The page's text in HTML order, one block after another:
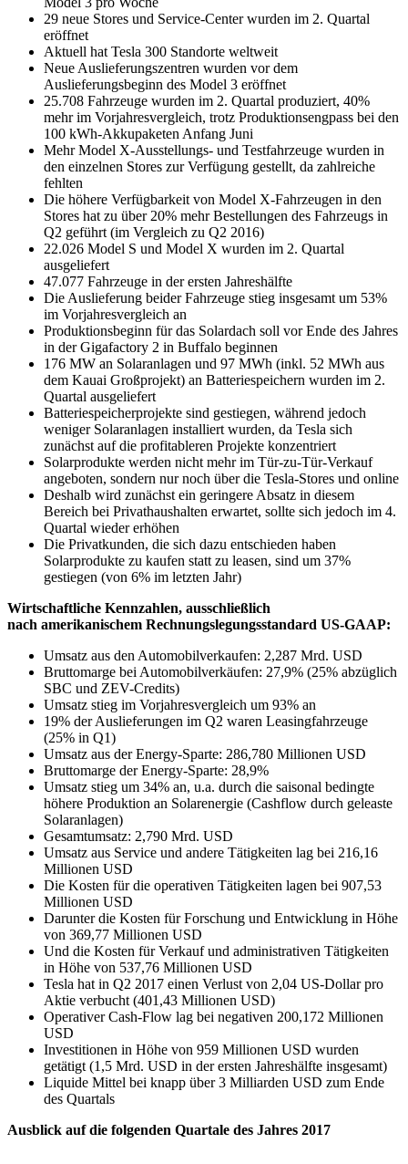
29 neue Stores und Service-Center wurden im 2. Quartal
eröffnet
Aktuell hat Tesla 300 Standorte weltweit
Neue Auslieferungszentren wurden vor dem
Auslieferungsbeginn des Model 3 eröffnet
25.708 Fahrzeuge wurden im 2. Quartal produziert, 40%
mehr im Vorjahresvergleich, trotz Produktionsengpass bei den
100 kWh-Akkupaketen Anfang Juni
Mehr Model X-Ausstellungs- und Testfahrzeuge wurden in
den einzelnen Stores zur Verfügung gestellt, da zahlreiche
fehlten
Die höhere Verfügbarkeit von Model X-Fahrzeugen in den
Stores hat zu über 20% mehr Bestellungen des Fahrzeugs in
Q2 geführt (im Vergleich zu Q2 2016)
22.026 Model S und Model X wurden im 2. Quartal
ausgeliefert
47.077 Fahrzeuge in der ersten Jahreshälfte
Die Auslieferung beider Fahrzeuge stieg insgesamt um 53%
im Vorjahresvergleich an
Produktionsbeginn für das Solardach soll vor Ende des Jahres
in der Gigafactory 2 in Buffalo beginnen
176 MW an Solaranlagen und 97 MWh (inkl. 52 MWh aus
dem Kauai Großprojekt) an Batteriespeichern wurden im 2.
Quartal ausgeliefert
Batteriespeicherprojekte sind gestiegen, während jedoch
weniger Solaranlagen installiert wurden, da Tesla sich
zunächst auf die profitableren Projekte konzentriert
Solarprodukte werden nicht mehr im Tür-zu-Tür-Verkauf
angeboten, sondern nur noch über die Tesla-Stores und online
Deshalb wird zunächst ein geringere Absatz in diesem
Bereich bei Privathaushalten erwartet, sollte sich jedoch im 4.
Quartal wieder erhöhen
Die Privatkunden, die sich dazu entschieden haben
Solarprodukte zu kaufen statt zu leasen, sind um 37%
gestiegen (von 6% im letzten Jahr)
Wirtschaftliche Kennzahlen, ausschließlich
nach amerikanischem Rechnungslegungsstandard US-GAAP:
Umsatz aus den Automobilverkaufen: 2,287 Mrd. USD
Bruttomarge bei Automobilverkäufen: 27,9% (25% abzüglich
SBC und ZEV-Credits)
Umsatz stieg im Vorjahresvergleich um 93% an
19% der Auslieferungen im Q2 waren Leasingfahrzeuge
(25% in Q1)
Umsatz aus der Energy-Sparte: 286,780 Millionen USD
Bruttomarge der Energy-Sparte: 28,9%
Umsatz stieg um 34% an, u.a. durch die saisonal bedingte
höhere Produktion an Solarenergie (Cashflow durch geleaste
Solaranlagen)
Gesamtumsatz: 2,790 Mrd. USD
Umsatz aus Service und andere Tätigkeiten lag bei 216,16
Millionen USD
Die Kosten für die operativen Tätigkeiten lagen bei 907,53
Millionen USD
Darunter die Kosten für Forschung und Entwicklung in Höhe
von 369,77 Millionen USD
Und die Kosten für Verkauf und administrativen Tätigkeiten
in Höhe von 537,76 Millionen USD
Tesla hat in Q2 2017 einen Verlust von 2,04 US-Dollar pro
Aktie verbucht (401,43 Millionen USD)
Operativer Cash-Flow lag bei negativen 200,172 Millionen
USD
Investitionen in Höhe von 959 Millionen USD wurden
getätigt (1,5 Mrd. USD in der ersten Jahreshälfte insgesamt)
Liquide Mittel bei knapp über 3 Milliarden USD zum Ende
des Quartals
Ausblick auf die folgenden Quartale des Jahres 2017